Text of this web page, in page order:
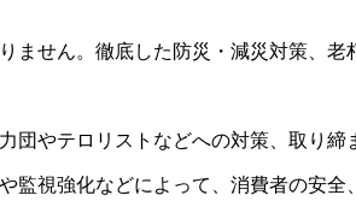
せん。徹底した防災・減災対策、老
やテロリストなどへの対策、取り締
視強化などによって、消費者の安全